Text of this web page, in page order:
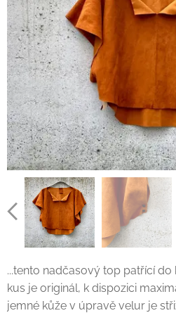
...tento nadčasový top patřící
kus je originál, k dispozici
jemné kůže v úpravě velur je